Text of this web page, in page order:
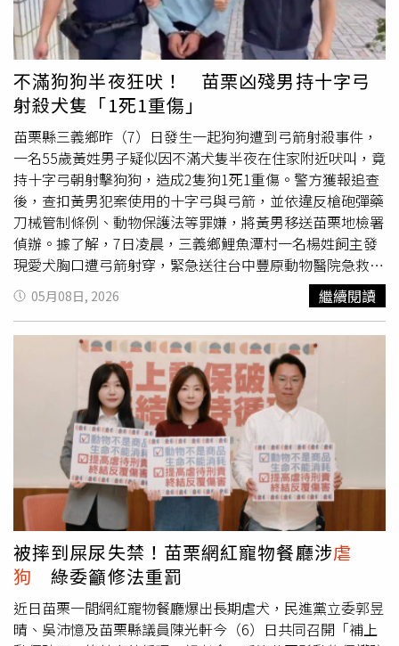
一旁還伴隨成年男子的冷血旁白，「（小白狗）已經死了，
還在搶。」針對羅男的惡劣行為，動保志工陳女士指出，羅
男慣用手法是先透過社交平台營造溫馨形象，一旦順利領養
到狗，通常2天內就會封鎖原主人，隨後便放任家中的杜賓
犬類型的大狗對認養來的狗狗進行殘忍的捕獵與撕咬訓練。
動保志工進一步調查發現，羅男惡意騙養行為早從2018年
就開始，被騙送養的犬隻多數已被原飼主悉心照料多年，其
中不乏名犬，甚至包括德國牧羊犬等大型犬，原飼主皆是以
「免費送養」或僅補貼微薄車資的方式交付給羅男。但早在
2023年左右，就有警覺的飼主發現這場騙局並向警方報
案，但當時因證據不足等原因未能成功立案。所幸在動保人
士與10多位受害犬主齊心協力、不放棄蒐集證據下，日前正
式對羅男提出聯合控告。東莞警方證實，目前羅嫌已被警方
依法扣留，案件正在全力偵辦中；警方也透露，詢問羅男認
養來的狗狗下落，他竟冷血表示，「已經吃掉了」，讓人不
禁痛批「彷彿惡魔在人間」。
不滿狗狗半夜狂吠！ 苗栗凶殘男持十字弓
射殺犬隻「1死1重傷」
苗栗縣三義鄉昨（7）日發生一起狗狗遭到弓箭射殺事件，
一名55歲黃姓男子疑似因不滿犬隻半夜在住家附近吠叫，竟
持十字弓朝射擊狗狗，造成2隻狗1死1重傷。警方獲報追查
後，查扣黃男犯案使用的十字弓與弓箭，並依違反槍砲彈藥
刀械管制條例、動物保護法等罪嫌，將黃男移送苗栗地檢署
偵辦。據了解，7日凌晨，三義鄉鯉魚潭村一名楊姓飼主發
現愛犬胸口遭弓箭射穿，緊急送往台中豐原動物醫院急救；
另一名潘姓飼主7日上午則在住家附近教會旁發現血跡，循
著血跡尋找後，發現白色愛犬已中箭死亡。警方獲報後成立
的55歲黃姓男子涉有重嫌，並於當天下午將人帶回偵辦，同
時在其住處查扣十字弓1把、弓箭等證物，庭院內甚至還有
練習射擊用的靶子。黃男住家庭院內有練習射擊的靶子。
（圖／翻攝畫面）黃男供稱，自己因上夜班返家後準備休
息，卻被犬隻狂吠吵醒，加上平時不滿犬隻經常跑到住家附
近大小便，情緒失控下才會持十字弓從2樓陽台射擊犬隻，
造成1死1重傷。警方表示，經檢驗後確認黃男使用的十字弓
屬《槍砲彈藥刀械管制條例》列管刀械，加上2名飼主已正
式提告，訊後依違反《槍砲彈藥刀械管制條例》、屬《動物
保護法》等罪嫌，將黃男移送苗栗地檢署偵辦。苗栗縣動防
所表示，重傷犬隻送往台中地區動物醫院後，已完成取箭手
術與傷口處理，目前生命徵象暫時穩定，但仍未完全脫離險
境，後續至少還需觀察5至7天，以免傷口感染或發炎。苗栗
縣府指出，本案造成犬隻1死1傷，情節重大，將依《動物保
05月08日, 2026 繼續閱讀
被摔到屎尿失禁！苗栗網紅寵物餐廳涉虐
狗 綠委籲修法重罰
近日苗栗一間網紅寵物餐廳爆出長期虐犬，民進黨立委郭昱
晴、吳沛憶及苗栗縣議員陳光軒今（6）日共同召開「補上